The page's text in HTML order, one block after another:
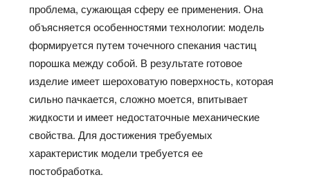
проблема, сужающая сферу ее применения. Она
объясняется особенностями технологии: модель
формируется путем точечного спекания частиц
порошка между собой. В результате готовое
изделие имеет шероховатую поверхность, которая
сильно пачкается, сложно моется, впитывает
жидкости и имеет недостаточные механические
свойства. Для достижения требуемых
характеристик модели требуется ее
постобработка.